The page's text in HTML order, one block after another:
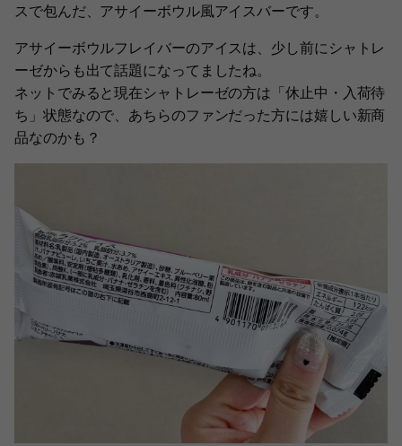
スで包んだ、アサイーボウル風アイスバーです。
アサイーボウルフレイバーのアイスは、少し前にシャトレ
ーゼからも出て話題になってましたね。
ネットでみると現在シャトレーゼの方は「休止中・入荷待
ち」状態なので、あちらのファンだった方には嬉しい新商
品なのかも？